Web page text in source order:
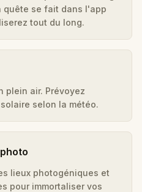
quête se fait dans l'app
tout du long.
plein air. Prévoyez
selon la météo.
lieux photogéniques et
pour immortaliser vos